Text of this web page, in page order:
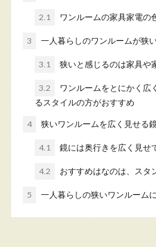
か？ ...
ットやコ
一人暮らし
ないでしょ
2.1 ワンルームの家具家電の
3 一人暮らしのワンルームが狭
3.1 狭いと感じるのは家具や
3.2
ワンルームをとにかく広
るスタイルの方がおすすめ
4 狭いワンルームを広く見せる
4.1 鏡には奥行きを広く見せ
4.2 おすすめはなのは、スタ
5 一人暮らしの狭いワンルーム